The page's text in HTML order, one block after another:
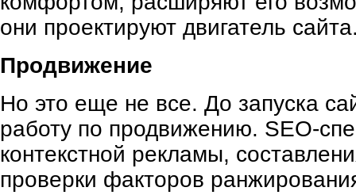
они проектируют двигатель
Продвижение
Но это еще не все. До запуска
работу по продвижению. SEO-
контекстной рекламы,
проверки факторов